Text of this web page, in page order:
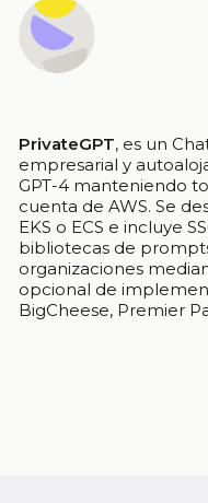
PrivateGPT, es un
empresarial y
GPT-4 manteniendo
cuenta de AWS. Se
EKS o ECS e incluye
bibliotecas de
organizaciones
opcional de
BigCheese, Premier